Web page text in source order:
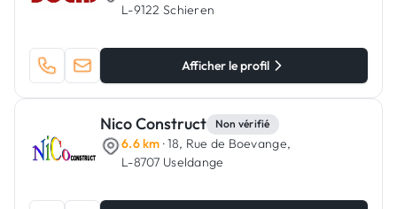
L-9122 Schieren
Afficher le profil
Nico Construct Non vérifié
6.6 km · 18, Rue de Boevange,
L-8707 Useldange